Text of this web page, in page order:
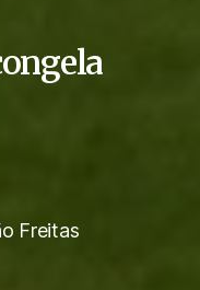
Freitas